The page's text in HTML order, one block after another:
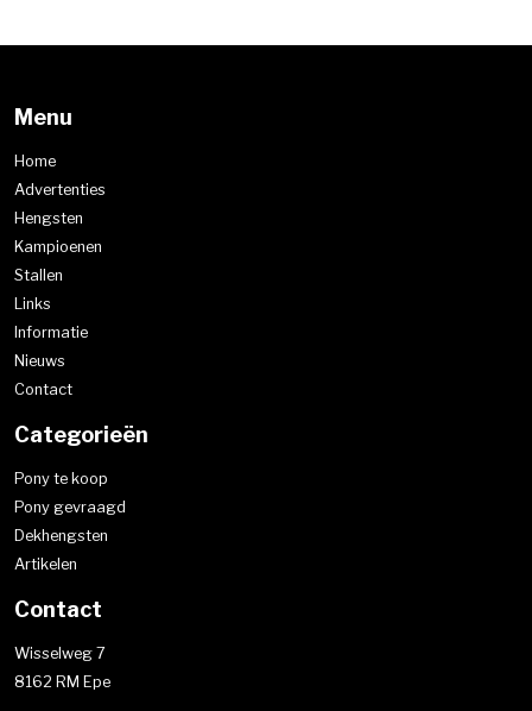
Menu
Home
Advertenties
Hengsten
Kampioenen
Stallen
Links
Informatie
Nieuws
Contact
Categorieën
Pony te koop
Pony gevraagd
Dekhengsten
Artikelen
Contact
Wisselweg 7
8162 RM Epe